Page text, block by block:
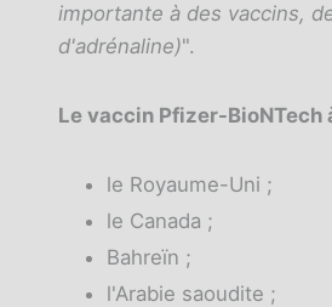
importante à des vaccins,
d'adrénaline)".
Le vaccin Pfizer-BioNTech à
le Royaume-Uni ;
le Canada ;
Bahreïn ;
l'Arabie saoudite ;